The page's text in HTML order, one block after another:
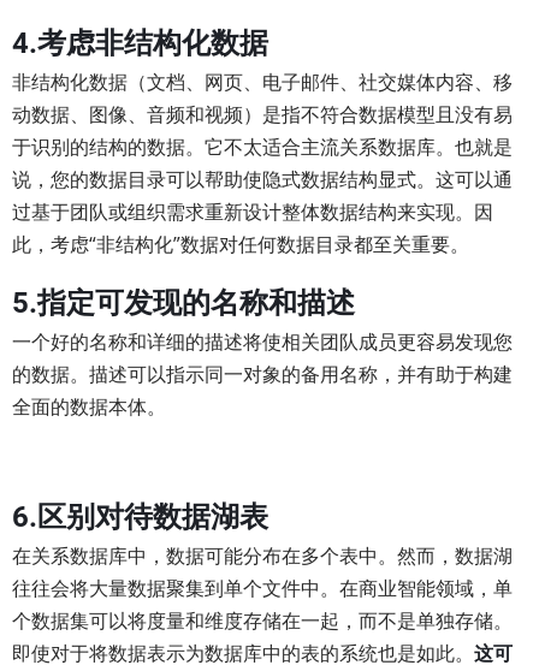
4.考虑非结构化数据
非结构化数据（文档、网页、电子邮件、社交媒体内容、移
动数据、图像、音频和视频）是指不符合数据模型且没有易
于识别的结构的数据。它不太适合主流关系数据库。也就是
说，您的数据目录可以帮助使隐式数据结构显式。这可以通
过基于团队或组织需求重新设计整体数据结构来实现。因
此，考虑“非结构化”数据对任何数据目录都至关重要。
5.指定可发现的名称和描述
一个好的名称和详细的描述将使相关团队成员更容易发现您
的数据。描述可以指示同一对象的备用名称，并有助于构建
全面的数据本体。
6.区别对待数据湖表
在关系数据库中，数据可能分布在多个表中。然而，数据湖
往往会将大量数据聚集到单个文件中。在商业智能领域，单
个数据集可以将度量和维度存储在一起，而不是单独存储。
即使对于将数据表示为数据库中的表的系统也是如此。 这可